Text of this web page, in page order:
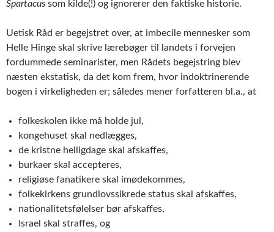
Spartacus som kilde(!) og ignorerer den faktiske historie.
Uetisk Råd er begejstret over, at imbecile mennesker som
Helle Hinge skal skrive lærebøger til landets i forvejen
fordummede seminarister, men Rådets begejstring blev
næsten ekstatisk, da det kom frem, hvor indoktrinerende
bogen i virkeligheden er; således mener forfatteren bl.a., at
folkeskolen ikke må holde jul,
kongehuset skal nedlægges,
de kristne helligdage skal afskaffes,
burkaer skal accepteres,
religiøse fanatikere skal imødekommes,
folkekirkens grundlovssikrede status skal afskaffes,
nationalitetsfølelser bør afskaffes,
Israel skal straffes, og